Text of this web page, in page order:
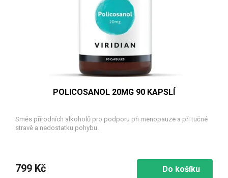
POLICOSANOL 20MG 90 KAPSLÍ
Směs přírodních alkoholů pro podporu při menopauze a při tučné
stravě a nedostatku pohybu.
799 Kč Do košíku